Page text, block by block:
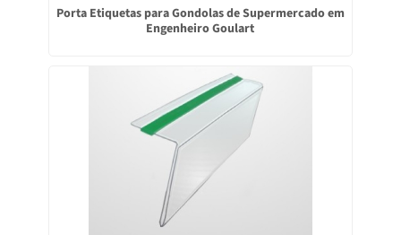
Porta Etiquetas para Gondolas de Supermercado em
Engenheiro Goulart